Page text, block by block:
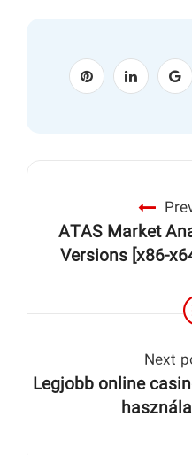
ATAS Market
Versions [x86-
Next
Legjobb online